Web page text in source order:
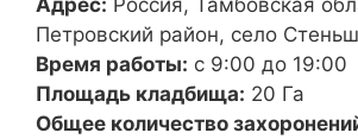
Петровский район, село
Время работы: с 9:00 до 19:00
Площадь кладбища: 20 Га
Общее количество